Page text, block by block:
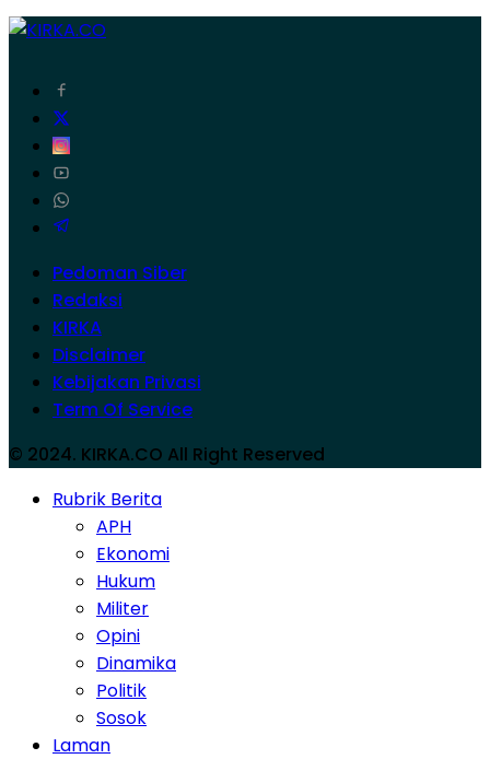
Pedoman Siber
Redaksi
KIRKA
Disclaimer
Kebijakan Privasi
Term Of Service
© 2024. KIRKA.CO All Right Reserved
Rubrik Berita
APH
Ekonomi
Hukum
Militer
Opini
Dinamika
Politik
Sosok
Laman